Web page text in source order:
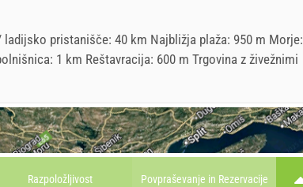
pristanišče: 40 km Najbližja plaža: 950 m Morje:
1 km Reštavracija: 600 m Trgovina z živežnimi
Razpoložljivost Povpraševanje in Rezervacije